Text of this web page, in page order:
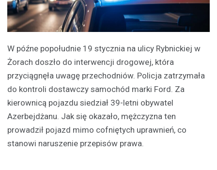
W późne popołudnie 19 stycznia na ulicy Rybnickiej w
Żorach doszło do interwencji drogowej, która
przyciągnęła uwagę przechodniów. Policja zatrzymała
do kontroli dostawczy samochód marki Ford. Za
kierownicą pojazdu siedział 39-letni obywatel
Azerbejdżanu. Jak się okazało, mężczyzna ten
prowadził pojazd mimo cofniętych uprawnień, co
stanowi naruszenie przepisów prawa.